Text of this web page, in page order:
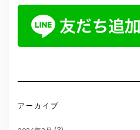
アーカイブ